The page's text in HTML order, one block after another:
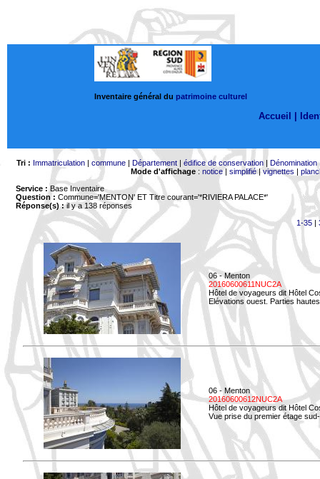
Inventaire général du patrimoine culturel
Accueil |
Tri : Immatriculation| commune| Département| édifice de conservation| Dénomination
Mode d'affichage: notice| simplifié|vignettes |
Service : Base Inventaire
Question : Commune='MENTON' ET Titre courant='*RIVIERA PALACE*'
Réponse(s) :il y a 138 réponses
1-35|
06 - Menton
20160600611NUC2A
Hôtel de voyageurs dit Hôtel
Elévations ouest. Parties
06 - Menton
20160600612NUC2A
Hôtel de voyageurs dit Hôtel
Vue prise du premier étage